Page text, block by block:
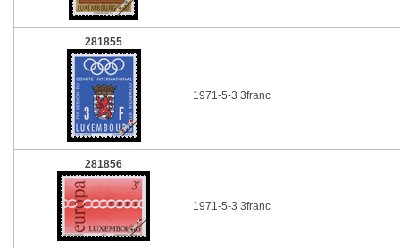
281855
1971-5-3 3franc
281856
1971-5-3 3franc